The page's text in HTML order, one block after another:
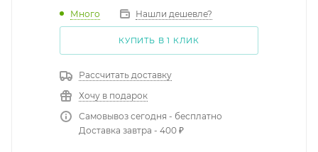
Много Нашли дешевле?
КУПИТЬ В 1 КЛИК
Рассчитать доставку
Хочу в подарок
Самовывоз сегодня - бесплатно
Доставка завтра - 400 ₽